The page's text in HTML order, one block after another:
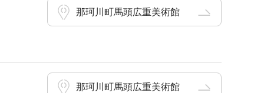
那珂川町馬頭広重美術館
那珂川町馬頭広重美術館